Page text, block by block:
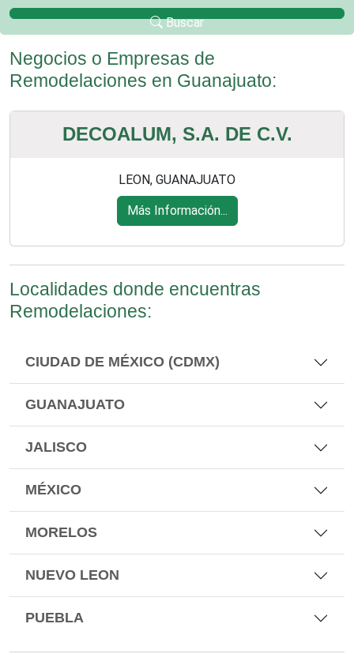
Buscar
Negocios o Empresas de
Remodelaciones en Guanajuato:
DECOALUM, S.A. DE C.V.
LEON, GUANAJUATO
Más Información...
Localidades donde encuentras
Remodelaciones:
CIUDAD DE MÉXICO (CDMX)
GUANAJUATO
JALISCO
MÉXICO
MORELOS
NUEVO LEON
PUEBLA